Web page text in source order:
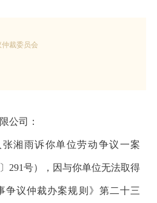
裁委员会
公司 ：
张湘雨诉你单位劳动争议一案
〕 291号），因与你单位无法取得
争议仲裁办案规则》第二十三